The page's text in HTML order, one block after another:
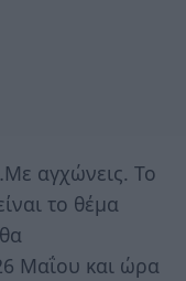
αγχώνεις. Το
το θέμα
Μαΐου και ώρα